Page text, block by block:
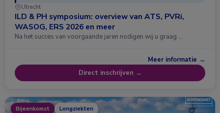
Utrecht
ILD & PH symposium: overview van ATS, PVRi,
WASOG, ERS 2026 en meer
Na het succes van voorgaande jaren nodigen wij u graag …
Meer informatie →
Direct inschrijven →
Bijeenkomst Longziekten